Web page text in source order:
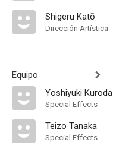
Shigeru Katō
Dirección Artística
Equipo
Yoshiyuki Kuroda
Special Effects
Teizo Tanaka
Special Effects